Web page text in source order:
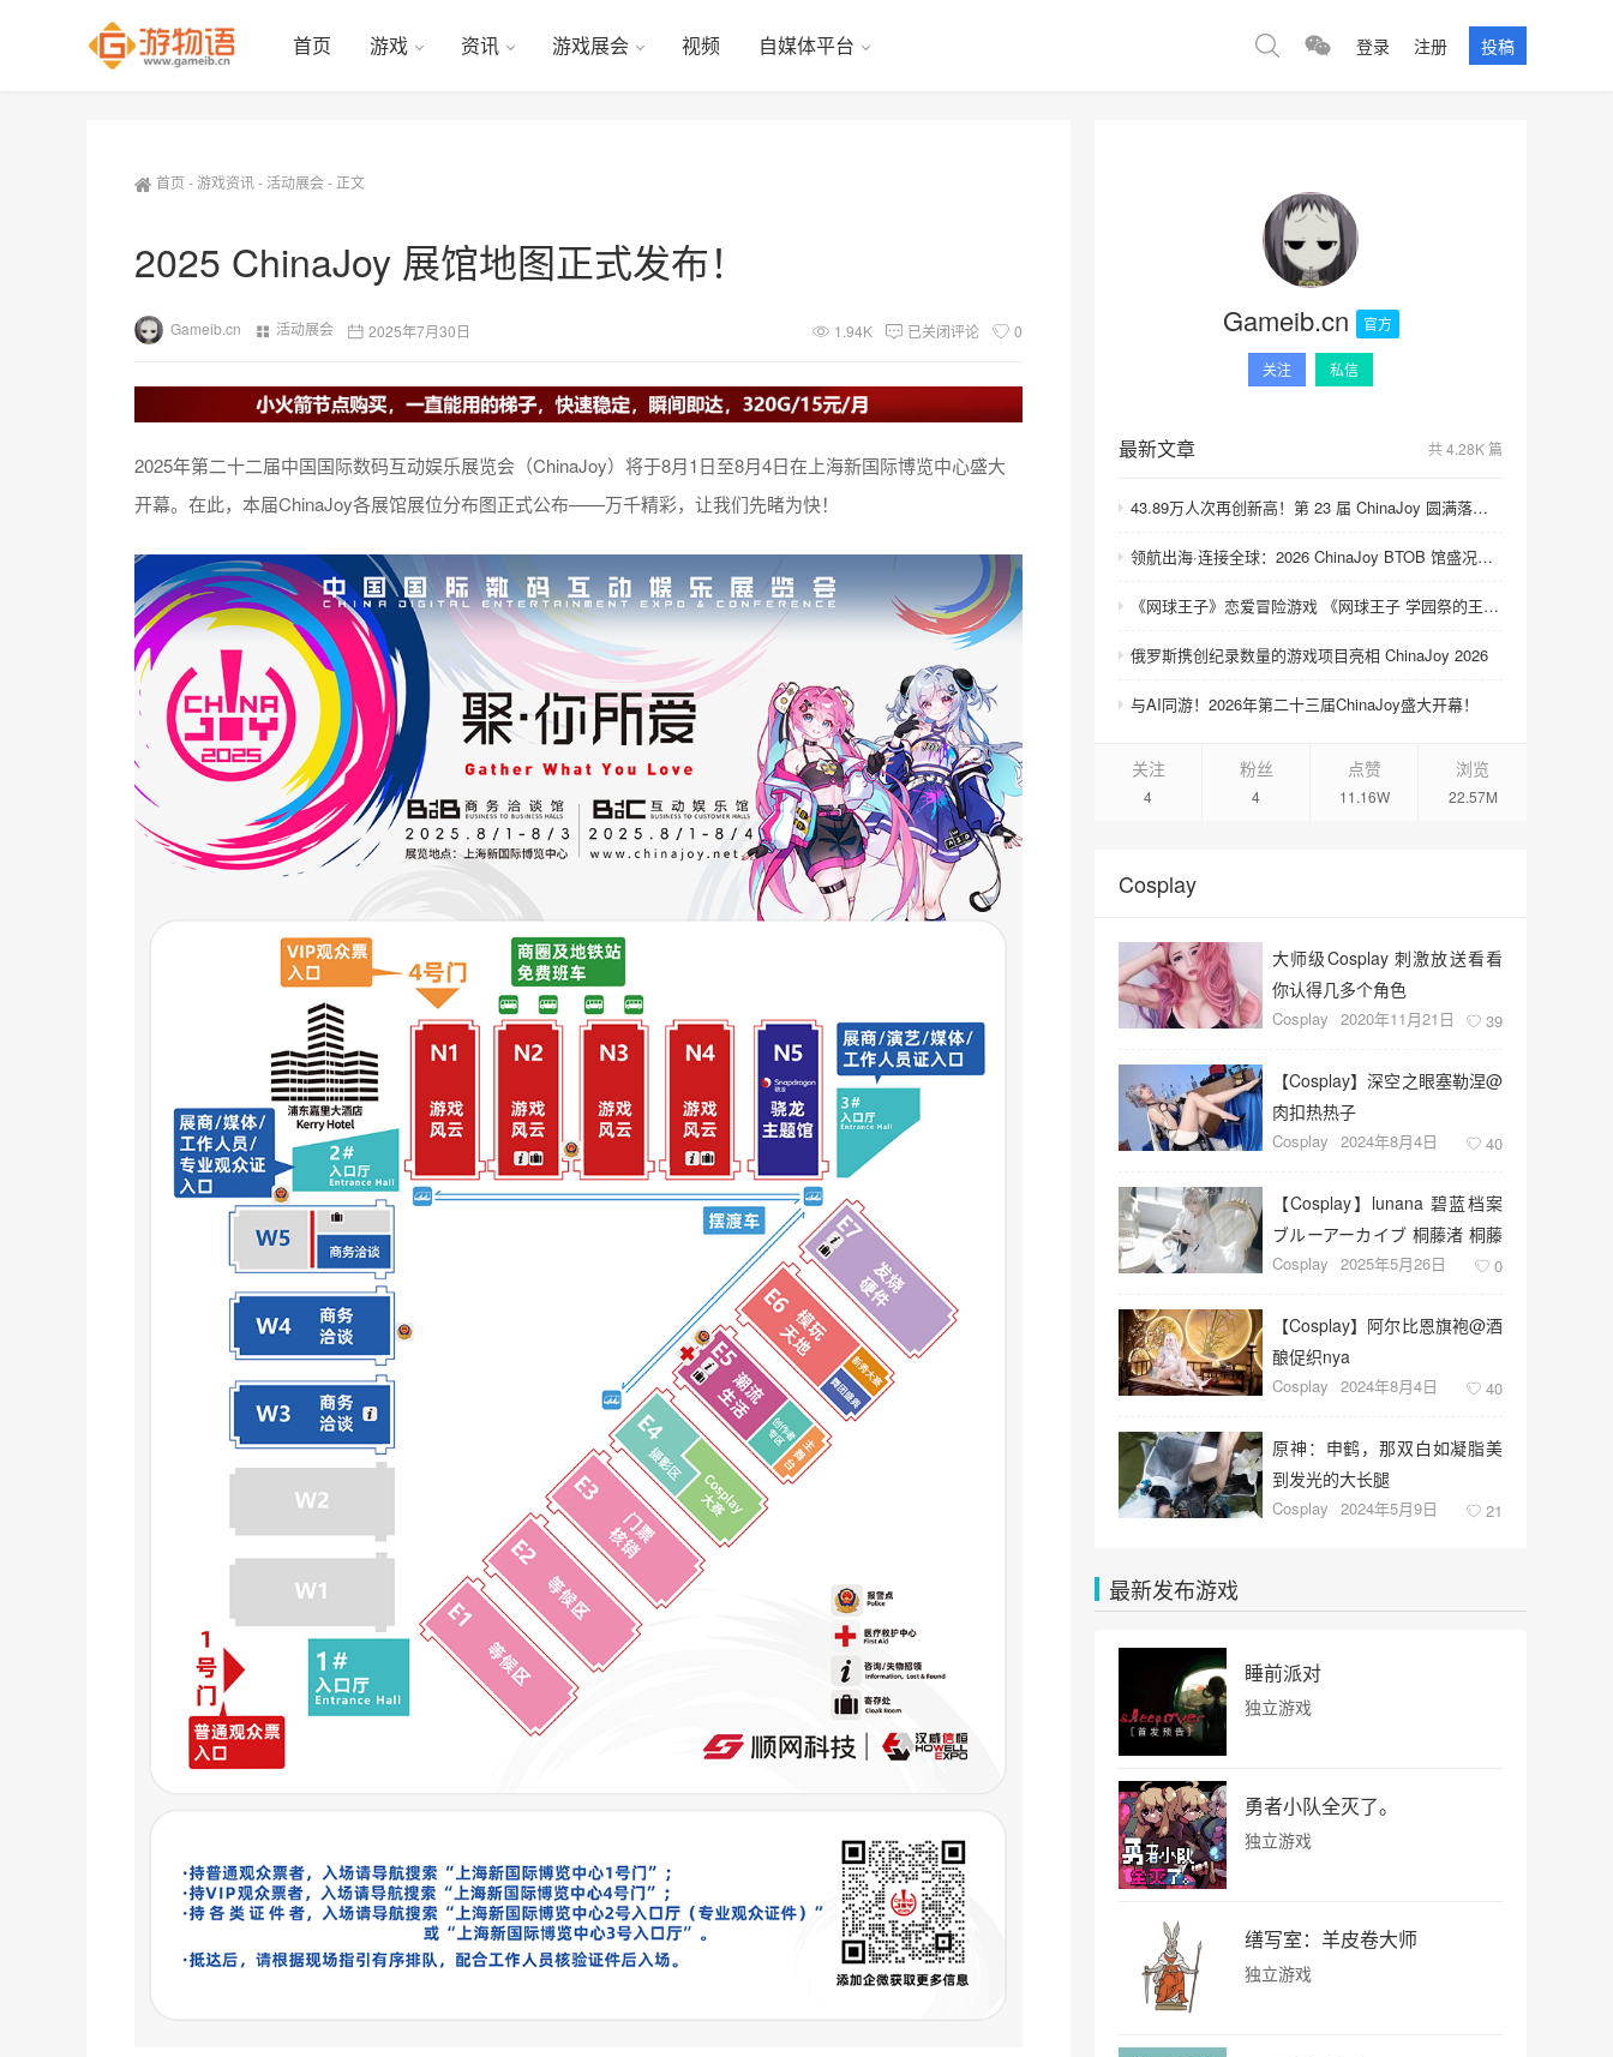
首页 游戏 资讯 游戏展会 视频 自媒体平台 登录 注册 投稿
首页 -游戏资讯-活动展会- 正文
2025 ChinaJoy 展馆地图正式发布！
Gameib.cn 活动展会 2025年7月30日 1.94K 已关闭评论 0
2025年第二十二届中国国际数码互动娱乐展览会（ChinaJoy）将于8月1日至8月4日在上海新国际博览中心盛大
开幕。在此，本届ChinaJoy各展馆展位分布图正式公布——万千精彩，让我们先睹为快！
Gameib.cn 官方
关注 私信
最新文章 共 4.28K 篇
43.89万人次再创新高！第 23 届 ChinaJoy 圆满落幕：感谢有你，共赴这场“与 AI 同游”的盛夏之约
领航出海·连接全球：2026 ChinaJoy BTOB 馆盛况空前
《网球王子》恋爱冒险游戏 《网球王子 学园祭的王子们 ♡-40 and more…》与《网球王子 心跳求生 Tie break ♡game》发售
俄罗斯携创纪录数量的游戏项目亮相 ChinaJoy 2026
与AI同游！2026年第二十三届ChinaJoy盛大开幕！
关注
4
粉丝
4
点赞
11.16W
浏览
22.57M
Cosplay
大师级Cosplay 刺激放送看看
你认得几多个角色
Cosplay 2020年11月21日 39
【Cosplay】深空之眼塞勒涅@
肉扣热热子
Cosplay 2024年8月4日 40
【Cosplay】lunana 碧蓝档案
ブルーアーカイブ 桐藤渚 桐藤
ナギサ
Cosplay 2025年5月26日 0
【Cosplay】阿尔比恩旗袍@酒
酿促织nya
Cosplay 2024年8月4日 40
原神：申鹤，那双白如凝脂美
到发光的大长腿
Cosplay 2024年5月9日 21
最新发布游戏
睡前派对
独立游戏
勇者小队全灭了。
独立游戏
缮写室：羊皮卷大师
独立游戏